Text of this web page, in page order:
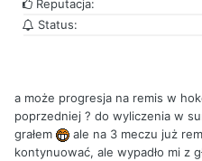
Reputacja:
Status:
a może progresja na remis w
poprzedniej ? do wyliczenia w
grałem
ale na 3 meczu już
kontynuować, ale wypadło mi z